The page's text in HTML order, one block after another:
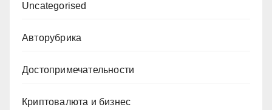
Uncategorised
Авторубрика
Достопримечательности
Криптовалюта и бизнес